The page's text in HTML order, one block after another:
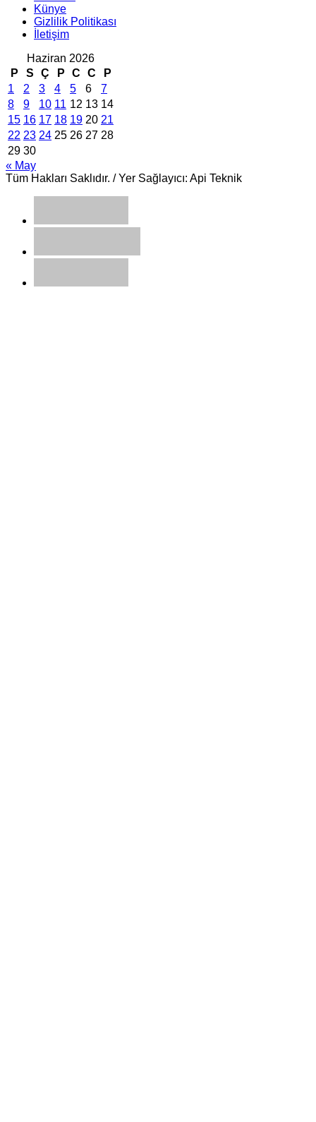
Künye
Gizlilik Politikası
İletişim
Haziran 2026
P
S Ç P C C
P
1
2 3 4 5 6
7
8
9 10 11 12 13 14
15 16 17 18 19 20 21
22 23 24 25 26 27 28
29 30
« May
Tüm Hakları Saklıdır. / Yer Sağlayıcı: Api Teknik